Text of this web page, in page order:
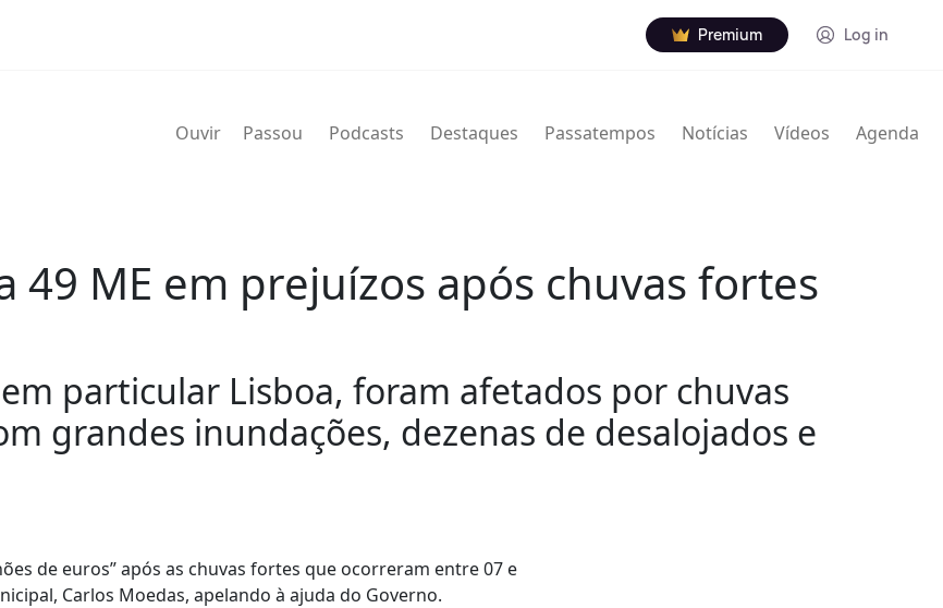
Premium Log in
Ouvir Passou Podcasts Destaques Passatempos Notícias Vídeos Agenda
49 ME em prejuízos após chuvas fortes
particular Lisboa, foram afetados por chuvas
grandes inundações, dezenas de desalojados e
de euros” após as chuvas fortes que ocorreram entre 07 e
Carlos Moedas, apelando à ajuda do Governo.